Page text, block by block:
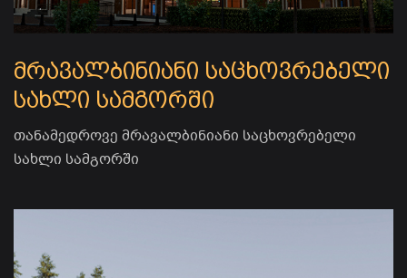
მრავალბინიანი საცხოვრებელი
სახლი სამგორში
თანამედროვე მრავალბინიანი საცხოვრებელი
სახლი სამგორში